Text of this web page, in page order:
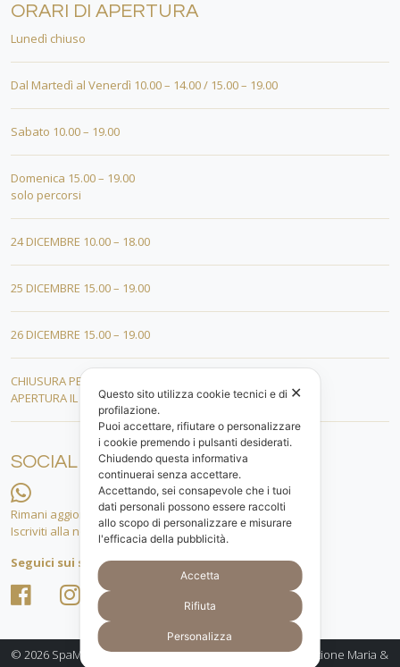
ORARI DI APERTURA
Lunedì chiuso
Dal Martedì al Venerdì 10.00 – 14.00 / 15.00 – 19.00
Sabato 10.00 – 19.00
Domenica 15.00 – 19.00
solo percorsi
24 DICEMBRE 10.00 – 18.00
25 DICEMBRE 15.00 – 19.00
26 DICEMBRE 15.00 – 19.00
CHIUSURA PER FERIE DAL 01 AL 19 GENNAIO
APERTURA IL 20 GENNAIO 2026
SOCIAL
Rimani aggiornato.
Iscriviti alla nostra lista whatsapp!
Seguici sui social
© 2026 SpaMarine Bellezza e Benessere a Senigallia - gestione Maria &
✕
Questo sito utilizza cookie tecnici e di
profilazione.
Puoi accettare, rifiutare o personalizzare
i cookie premendo i pulsanti desiderati.
Chiudendo questa informativa
continuerai senza accettare.
Accettando, sei consapevole che i tuoi
dati personali possono essere raccolti
allo scopo di personalizzare e misurare
l'efficacia della pubblicità.
Accetta
Rifiuta
Personalizza